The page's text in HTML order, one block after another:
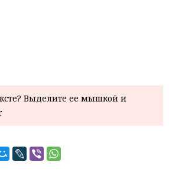
Выделите ее мышкой и